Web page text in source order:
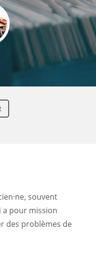
souvent
a pour mission
des problèmes de